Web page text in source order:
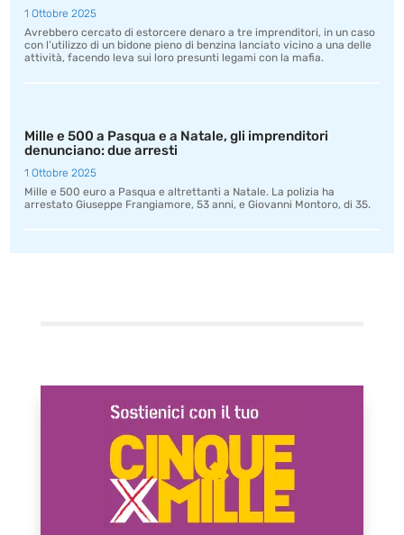
1 Ottobre 2025
Avrebbero cercato di estorcere denaro a tre imprenditori, in un caso
con l’utilizzo di un bidone pieno di benzina lanciato vicino a una delle
attività, facendo leva sui loro presunti legami con la mafia.
Mille e 500 a Pasqua e a Natale, gli imprenditori
denunciano: due arresti
1 Ottobre 2025
Mille e 500 euro a Pasqua e altrettanti a Natale. La polizia ha
arrestato Giuseppe Frangiamore, 53 anni, e Giovanni Montoro, di 35.